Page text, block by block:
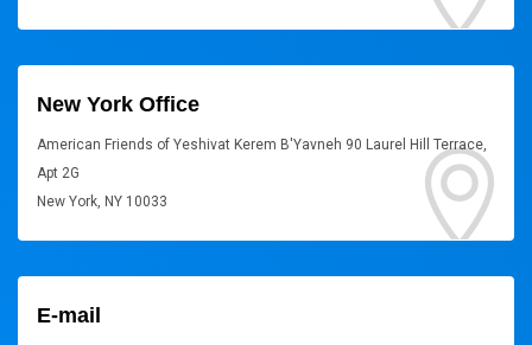
New York Office
American Friends of Yeshivat Kerem B'Yavneh 90 Laurel Hill Terrace,
Apt 2G
New York, NY 10033
E-mail